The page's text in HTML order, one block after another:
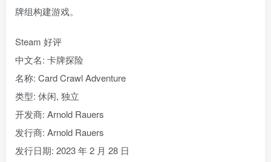
牌组构建游戏。
Steam 好评
中文名: 卡牌探险
名称: Card Crawl Adventure
类型: 休闲, 独立
开发商: Arnold Rauers
发行商: Arnold Rauers
发行日期: 2023 年 2 月 28 日